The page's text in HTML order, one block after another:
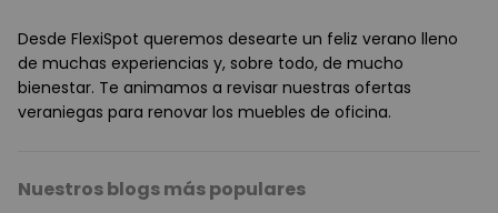
Desde FlexiSpot queremos desearte un feliz verano lleno
de muchas experiencias y, sobre todo, de mucho
bienestar. Te animamos a revisar nuestras ofertas
veraniegas para renovar los muebles de oficina.
Nuestros blogs más populares